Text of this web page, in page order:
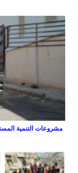
مشروعات التنمية